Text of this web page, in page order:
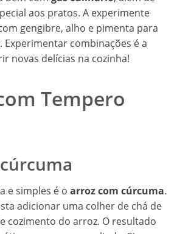
aos pratos. A experimente
gengibre, alho e pimenta para
combinações é a
novas delícias na cozinha!
Tempero
e simples é o arroz com cúrcuma.
adicionar uma colher de chá de
cozimento do arroz. O resultado